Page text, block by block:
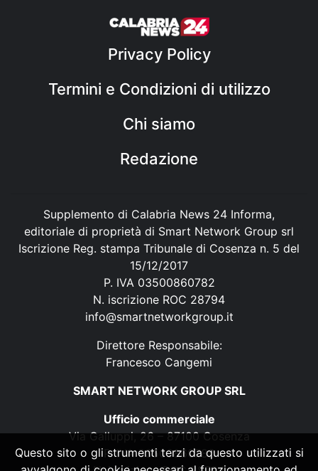
Privacy Policy
Termini e Condizioni di utilizzo
Chi siamo
Redazione
Supplemento di Calabria News 24 Informa,
editoriale di proprietà di Smart Network Group srl
Iscrizione Reg. stampa Tribunale di Cosenza n. 5 del
15/12/2017
P. IVA 03500860782
N. iscrizione ROC 28794
info@smartnetworkgroup.it
Direttore Responsabile:
Francesco Cangemi
SMART NETWORK GROUP SRL
Ufficio commerciale
Via Galluppi, 26 – 87100 Cosenza
P. IVA 03500860782
Questo sito o gli strumenti terzi da questo utilizzati si